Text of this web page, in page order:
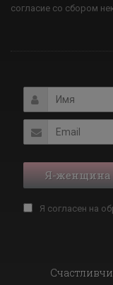
согласие со сбором
Я-женщина
Я согласен на